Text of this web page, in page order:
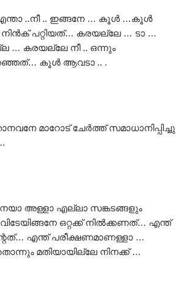
..നീ .. ഇങ്ങനേ … കൂൾ …കൂൾ
പറ്റിയത്… കരയല്ലേ … ടാ …
… കരയല്ലേ നീ .. ഒന്നും
കൂൾ ആവടാ .. .
മാറോട് ചേർത്ത് സമാധാനിപ്പിച്ചു
അള്ളാ എല്ലാ സങ്കടങ്ങളും
ഒറ്റക്ക് നിൽക്കണത്… എന്ത്
എന്ത് പരീക്ഷണമാണള്ളാ …
മതിയായില്ലേ നിനക്ക് …